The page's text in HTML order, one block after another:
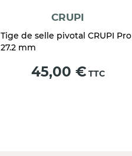
CRUPI
Tige de selle pivotal CRUPI Pro
27.2 mm
Prix
45,00 € TTC